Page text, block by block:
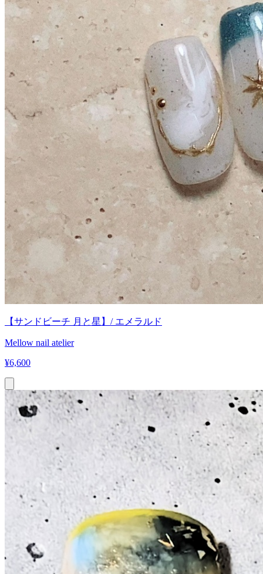
【サンドビーチ 月と星】/ エメラルド
Mellow nail atelier
¥6,600